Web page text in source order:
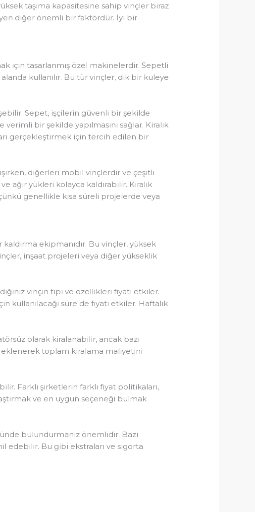
taşıma kapasitesine sahip vinçler biraz
diğer önemli bir faktördür. İyi bir
için tasarlanmış özel makinelerdir. Sepetli
kullanılır. Bu tür vinçler, dik bir kuleye
Sepet, işçilerin güvenli bir şekilde
bir şekilde yapılmasını sağlar. Kiralık
gerçekleştirmek için tercih edilen bir
diğerleri mobil vinçlerdir ve çeşitli
ağır yükleri kolayca kaldırabilir. Kiralık
genellikle kısa süreli projelerde veya
ekipmanıdır. Bu vinçler, yüksek
inşaat projeleri veya diğer yükseklik
vinçin tipi ve özellikleri fiyatı etkiler.
kullanılacağı süre de fiyatı etkiler. Haftalık
olarak kiralanabilir, ancak bazı
toplam kiralama maliyetini
Farklı şirketlerin farklı fiyat politikaları,
ve en uygun seçeneği bulmak
bulundurmanız önemlidir. Bazı
edebilir. Bu gibi ekstraları ve sigorta